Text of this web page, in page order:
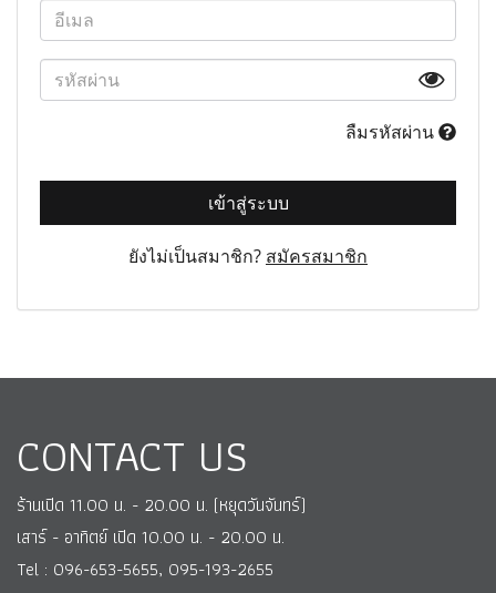
ลืมรหัสผ่าน
เข้าสู่ระบบ
ยังไม่เป็นสมาชิก? สมัครสมาชิก
CONTACT US
ร้านเปิด 11.00 น. - 20.00 น. (หยุดวันจันทร์)
เสาร์ - อาทิตย์ เปิด 10.00 น. - 20.00 น.
Tel : 096-653-5655, 095-193-2655